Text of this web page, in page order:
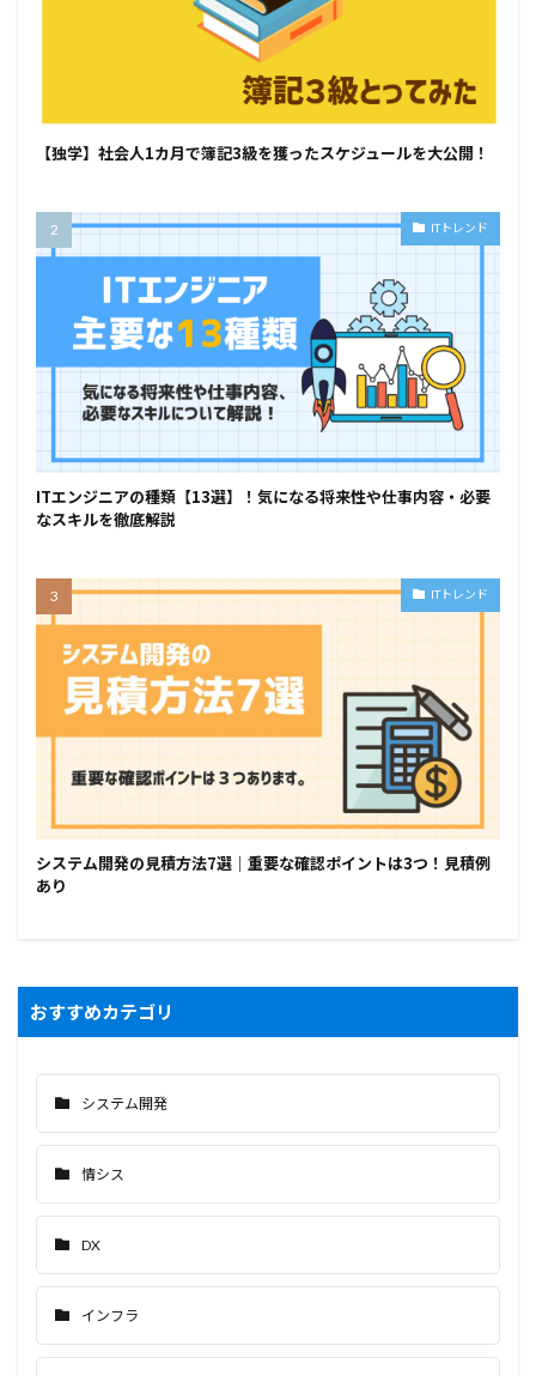
【独学】社会人1カ月で簿記3級を獲ったスケジュールを大公開！
ITトレンド
ITエンジニアの種類【13選】！気になる将来性や仕事内容・必要
なスキルを徹底解説
ITトレンド
システム開発の見積方法7選｜重要な確認ポイントは3つ！見積例
あり
おすすめカテゴリ
システム開発
情シス
DX
インフラ